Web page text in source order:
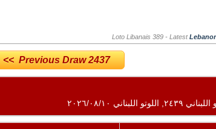
Loto Libanais 389- Latest
<< Previous Draw 2437
٢٠٢٦/٠٨/١٠